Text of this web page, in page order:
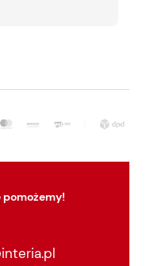
pomożemy!